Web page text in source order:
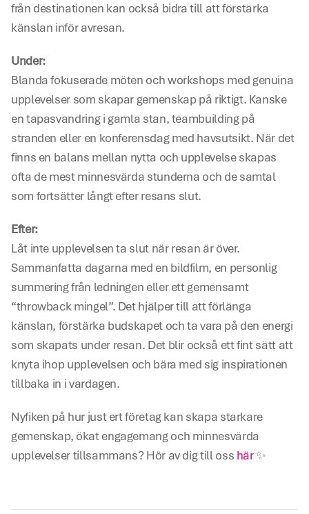
från destinationen kan också bidra till att förstärka
känslan inför avresan.
Under:
Blanda fokuserade möten och workshops med genuina
upplevelser som skapar gemenskap på riktigt. Kanske
en tapasvandring i gamla stan, teambuilding på
stranden eller en konferensdag med havsutsikt. När det
finns en balans mellan nytta och upplevelse skapas
ofta de mest minnesvärda stunderna och de samtal
som fortsätter långt efter resans slut.
Efter:
Låt inte upplevelsen ta slut när resan är över.
Sammanfatta dagarna med en bildfilm, en personlig
summering från ledningen eller ett gemensamt
“throwback mingel”. Det hjälper till att förlänga
känslan, förstärka budskapet och ta vara på den energi
som skapats under resan. Det blir också ett fint sätt att
knyta ihop upplevelsen och bära med sig inspirationen
tillbaka in i vardagen.
Nyfiken på hur just ert företag kan skapa starkare
gemenskap, ökat engagemang och minnesvärda
upplevelser tillsammans? Hör av dig till oss här ✨